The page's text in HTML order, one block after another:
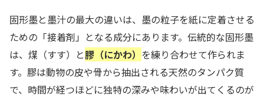
固形墨と墨汁の最大の違いは、墨の粒子を紙に定着させる
ための「接着剤」となる成分にあります。伝統的な固形墨
は、煤（すす）と膠（にかわ） を練り合わせて作られま
す。膠は動物の皮や骨から抽出される天然のタンパク質
で、時間が経つほどに独特の深みや味わいが出てくるのが